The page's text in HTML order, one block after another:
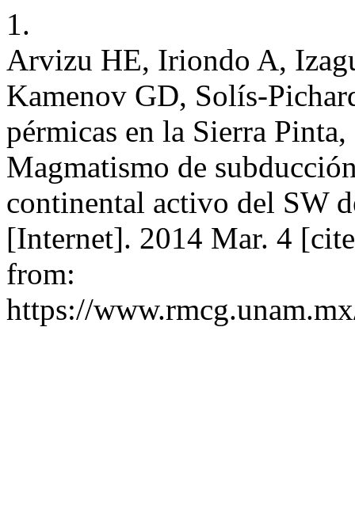
1.
Arvizu HE, Iriondo A,
Kamenov GD, Solís-
pérmicas en la Sierra
Magmatismo de
continental activo del SW
[Internet]. 2014 Mar. 4
from:
https://